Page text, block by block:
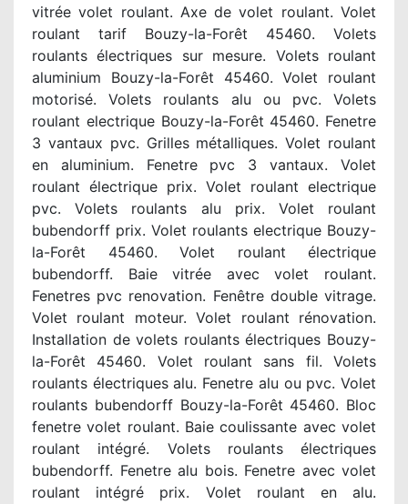
vitrée volet roulant. Axe de volet roulant. Volet
roulant tarif Bouzy-la-Forêt 45460. Volets
roulants électriques sur mesure. Volets roulant
aluminium Bouzy-la-Forêt 45460. Volet roulant
motorisé. Volets roulants alu ou pvc. Volets
roulant electrique Bouzy-la-Forêt 45460. Fenetre
3 vantaux pvc. Grilles métalliques. Volet roulant
en aluminium. Fenetre pvc 3 vantaux. Volet
roulant électrique prix. Volet roulant electrique
pvc. Volets roulants alu prix. Volet roulant
bubendorff prix. Volet roulants electrique Bouzy-
la-Forêt 45460. Volet roulant électrique
bubendorff. Baie vitrée avec volet roulant.
Fenetres pvc renovation. Fenêtre double vitrage.
Volet roulant moteur. Volet roulant rénovation.
Installation de volets roulants électriques Bouzy-
la-Forêt 45460. Volet roulant sans fil. Volets
roulants électriques alu. Fenetre alu ou pvc. Volet
roulants bubendorff Bouzy-la-Forêt 45460. Bloc
fenetre volet roulant. Baie coulissante avec volet
roulant intégré. Volets roulants électriques
bubendorff. Fenetre alu bois. Fenetre avec volet
roulant intégré prix. Volet roulant en alu.